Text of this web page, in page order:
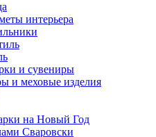
интерьера
и сувениры
и меховые изделия
на Новый Год
Сваровски